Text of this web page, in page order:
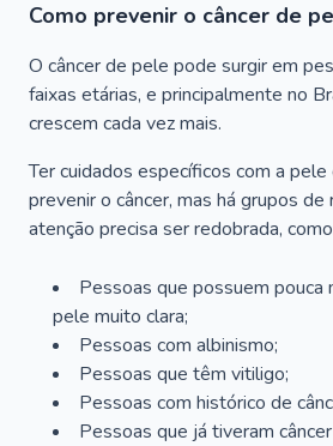
Como prevenir o câncer de
O câncer de pele pode surgir em
faixas etárias, e principalmente no
crescem cada vez mais.
Ter cuidados específicos com a pele
prevenir o câncer, mas há grupos de
atenção precisa ser redobrada,
Pessoas que possuem pouca
pele muito clara;
Pessoas com albinismo;
Pessoas que têm vitiligo;
Pessoas com histórico de
Pessoas que já tiveram